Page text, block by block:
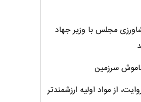
مجلس با وزیر جهاد
سرزمین
از مواد اولیه ارزشمندتر